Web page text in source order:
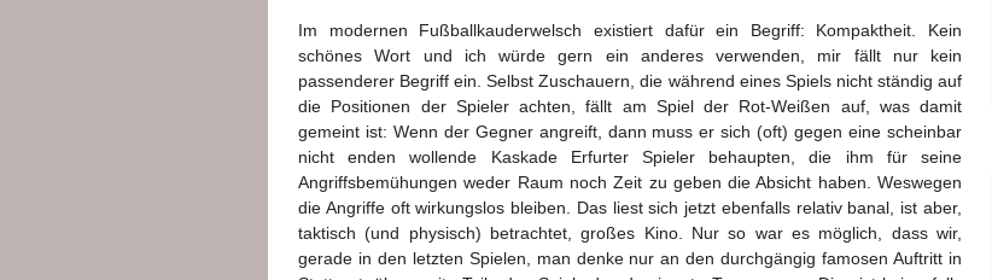
Im modernen Fußballkauderwelsch existiert dafür ein Begriff: Kompaktheit. Kein
schönes Wort und ich würde gern ein anderes verwenden, mir fällt nur kein
passenderer Begriff ein. Selbst Zuschauern, die während eines Spiels nicht ständig auf
die Positionen der Spieler achten, fällt am Spiel der Rot-Weißen auf, was damit
gemeint ist: Wenn der Gegner angreift, dann muss er sich (oft) gegen eine scheinbar
nicht enden wollende Kaskade Erfurter Spieler behaupten, die ihm für seine
Angriffsbemühungen weder Raum noch Zeit zu geben die Absicht haben. Weswegen
die Angriffe oft wirkungslos bleiben. Das liest sich jetzt ebenfalls relativ banal, ist aber,
taktisch (und physisch) betrachtet, großes Kino. Nur so war es möglich, dass wir,
gerade in den letzten Spielen, man denke nur an den durchgängig famosen Auftritt in